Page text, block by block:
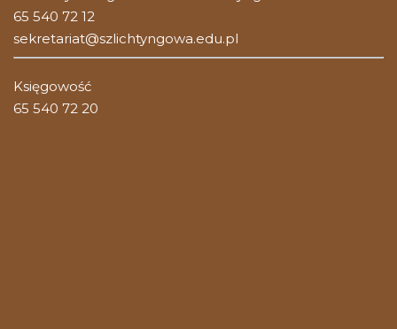
65 540 72 12
sekretariat@szlichtyngowa.edu.pl
Księgowość
65 540 72 20